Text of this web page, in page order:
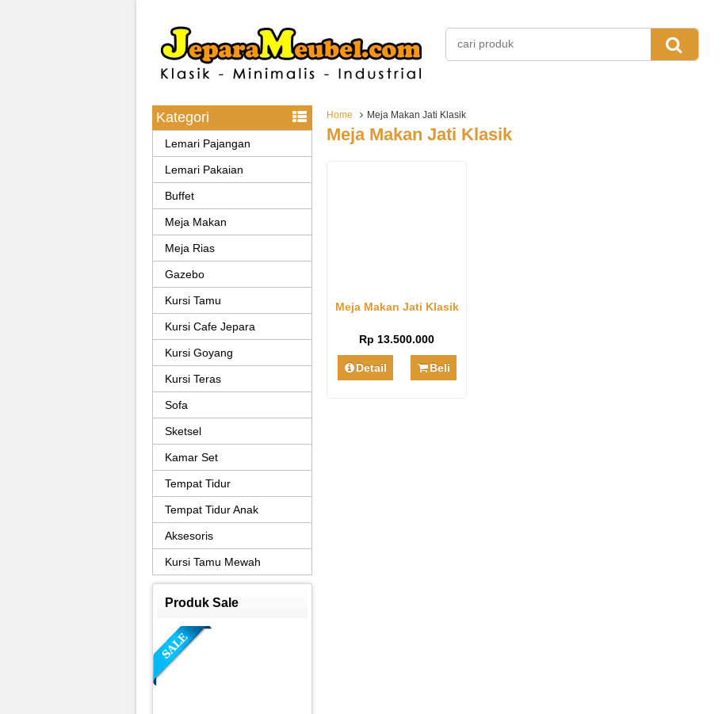
Home Meja Makan Jati Klasik
Meja Makan Jati Klasik
Meja Makan Jati Klasik
Rp 13.500.000
Detail Beli
Kategori
Lemari Pajangan
Lemari Pakaian
Buffet
Meja Makan
Meja Rias
Gazebo
Kursi Tamu
Kursi Cafe Jepara
Kursi Goyang
Kursi Teras
Sofa
Sketsel
Kamar Set
Tempat Tidur
Tempat Tidur Anak
Aksesoris
Kursi Tamu Mewah
Produk Sale